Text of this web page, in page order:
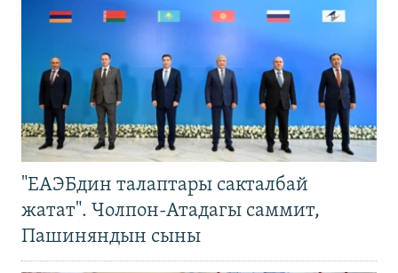
"ЕАЭБдин талаптары сакталбай
жатат". Чолпон-Атадагы саммит,
Пашиняндын сыны